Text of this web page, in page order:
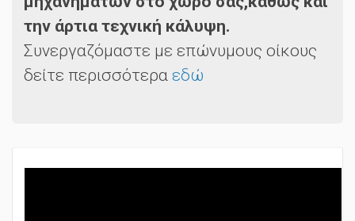
μηχανημάτων στο χώρο σας,καθώς και
την άρτια τεχνική κάλυψη.
Συνεργαζόμαστε με επώνυμους οίκους
δείτε περισσότερα εδώ